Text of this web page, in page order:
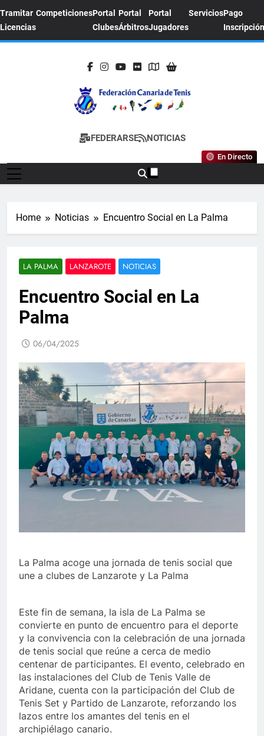
Tramitar
Licencias
CompeticionesPortal
Clubes
Portal
Árbitros
Portal
Jugadores
ServiciosPago
Inscripción
FEDERACION
CANARIA DE
TENIS
Sitio Oficial De La Federación Canaria De
FEDERARSE NOTICIAS
En Directo
Home Noticias Encuentro Social en La Palma
LA PALMA LANZAROTE NOTICIAS
Encuentro Social en La
Palma
06/04/2025
La Palma acoge una jornada de tenis social que
une a clubes de Lanzarote y La Palma
Este fin de semana, la isla de La Palma se
convierte en punto de encuentro para el deporte
y la convivencia con la celebración de una jornada
de tenis social que reúne a cerca de medio
centenar de participantes. El evento, celebrado en
las instalaciones del Club de Tenis Valle de
Aridane, cuenta con la participación del Club de
Tenis Set y Partido de Lanzarote, reforzando los
lazos entre los amantes del tenis en el
archipiélago canario.